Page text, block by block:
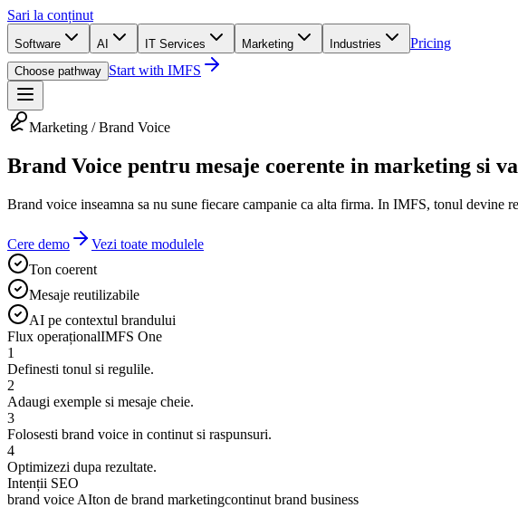
Sari la conținut
Software AI IT Services Marketing Industries Pricing
Choose pathway Start with IMFS
Marketing / Brand Voice
Brand Voice pentru mesaje coerente in marketing si
Brand voice inseamna sa nu sune fiecare campanie ca alta firma. In IMFS, tonul devine
Cere demo
Vezi toate modulele
Ton coerent
Mesaje reutilizabile
AI pe contextul brandului
Flux operaționalIMFS One
1
Definesti tonul si regulile.
2
Adaugi exemple si mesaje cheie.
3
Folosesti brand voice in continut si raspunsuri.
4
Optimizezi dupa rezultate.
Intenții SEO
brand voice AIton de brand marketingcontinut brand business